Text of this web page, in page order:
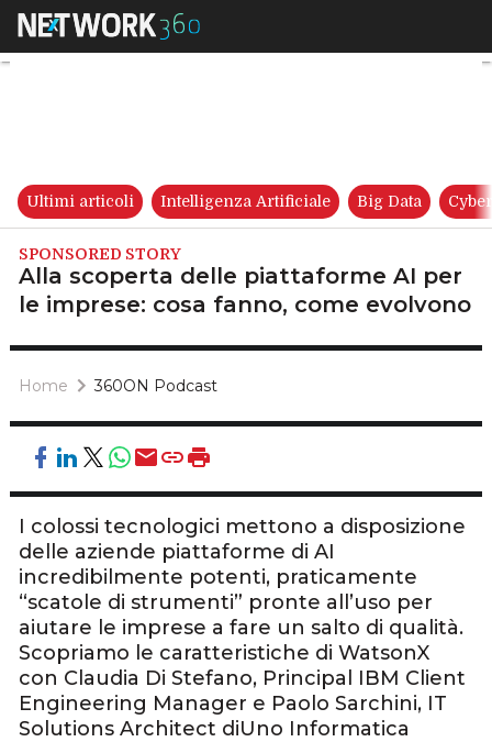
Alla scoperta delle
Ultimi articoli Intelligenza Artificiale Big Data
SPONSORED STORY
Alla scoperta delle piattaforme AI per
le imprese: cosa fanno, come evolvono
Home 360ON Podcast
I colossi tecnologici mettono a disposizione
delle aziende piattaforme di AI
incredibilmente potenti, praticamente
“scatole di strumenti” pronte all’uso per
aiutare le imprese a fare un salto di qualità.
Scopriamo le caratteristiche di WatsonX
con Claudia Di Stefano, Principal IBM Client
Engineering Manager e Paolo Sarchini, IT
Solutions Architect diUno Informatica